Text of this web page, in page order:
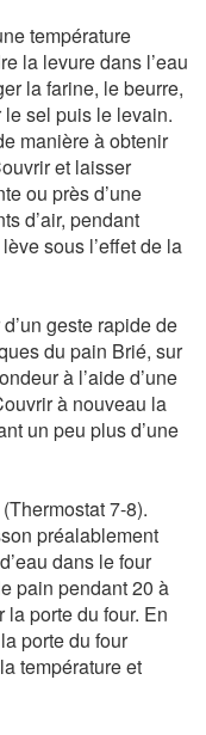
température
la levure dans l’eau
la farine, le beurre,
le sel puis le levain.
manière à obtenir
et laisser
ou près d’une
d’air, pendant
sous l’effet de la
geste rapide de
du pain Brié, sur
à l’aide d’une
à nouveau la
un peu plus d’une
7-8).
préalablement
dans le four
pain pendant 20 à
porte du four. En
porte du four
température et